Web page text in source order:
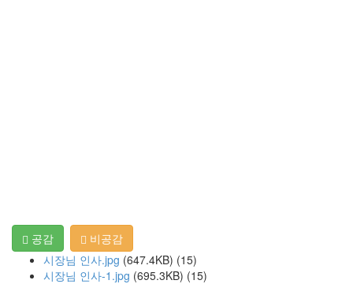
공감
비공감
시장님 인사.jpg (647.4KB) (15)
시장님 인사-1.jpg (695.3KB) (15)